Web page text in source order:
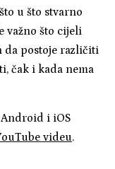
u što stvarno
važno što cijeli
da postoje različiti
čak i kada nema
i iOS
videu.